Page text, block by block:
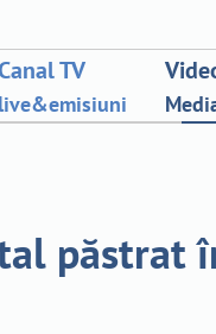
TV
live&emisiuni
păstrat